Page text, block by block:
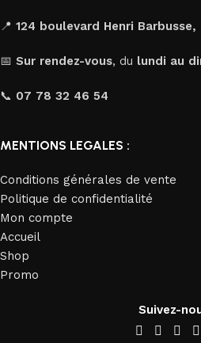
📍 124 boulevard Henri
📅 Sur rendez-vous, du lundi au
📞 07 78 32 46 54
MENTIONS LEGALES :
Conditions générales de vente
Politique de confidentialité
Mon compte
Accueil
Shop
Promo
Suivez-